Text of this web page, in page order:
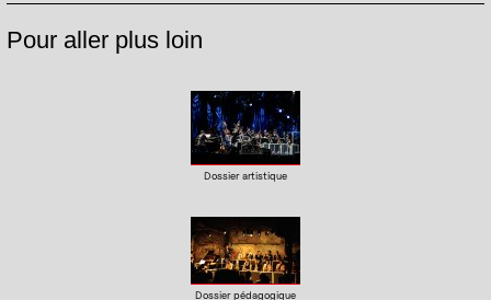
Pour aller plus loin
Dossier artistique
Dossier pédagogique